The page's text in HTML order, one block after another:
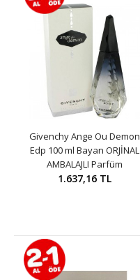
Givenchy Ange Ou Demon
Edp 100 ml Bayan ORJİNAL
AMBALAJLI Parfüm
1.637,16 TL